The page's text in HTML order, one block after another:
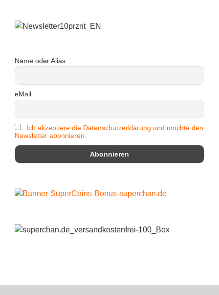
Name oder Alias
eMail
Ich akzeptiere die Datenschutzerklärung und möchte den
Newsletter abonnieren.